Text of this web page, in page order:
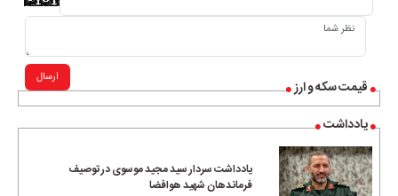
قیمت سکه و ارز
یادداشت
یادداشت سردار سید مجید موسوی در توصیف
فرماندهان شهید هوافضا
ارسال